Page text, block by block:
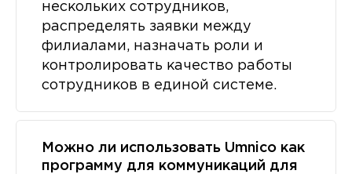
нескольких сотрудников,
распределять заявки между
филиалами, назначать роли и
контролировать качество работы
сотрудников в единой системе.
Можно ли использовать Umnico как
программу для коммуникаций для